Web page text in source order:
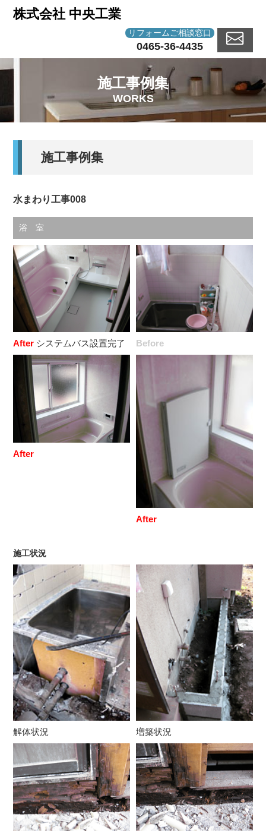
株式会社 中央工業
リフォームご相談窓口
0465-36-4435
施工事例集
WORKS
施工事例集
水まわり工事008
浴 室
After システムバス設置完了 Before
After
After
施工状況
解体状況 増築状況